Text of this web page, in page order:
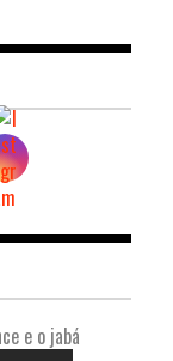
e o jabá